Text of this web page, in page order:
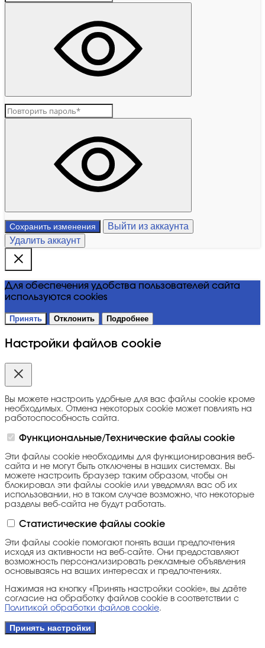
Сохранить изменения
Выйти из аккаунта
Удалить аккаунт
Для обеспечения удобства пользователей сайта
используются cookies
Принять Отклонить Подробнее
Настройки файлов cookie
Вы можете настроить удобные для вас файлы cookie кроме
необходимых. Отмена некоторых cookie может повлиять на
работоспособность сайта.
Функциональные/Технические файлы cookie
Эти файлы cookie необходимы для функционирования веб-
сайта и не могут быть отключены в наших системах. Вы
можете настроить браузер таким образом, чтобы он
блокировал эти файлы cookie или уведомлял вас об их
использовании, но в таком случае возможно, что некоторые
разделы веб-сайта не будут работать.
Статистические файлы cookie
Эти файлы cookie помогают понять ваши предпочтения
исходя из активности на веб-сайте. Они предоставляют
возможность персонализировать рекламные объявления
основываясь на ваших интересах и предпочтениях.
Нажимая на кнопку «Принять настройки cookie», вы даёте
согласие на обработку файлов cookie в соответствии с
Политикой обработки файлов cookie.
Принять настройки